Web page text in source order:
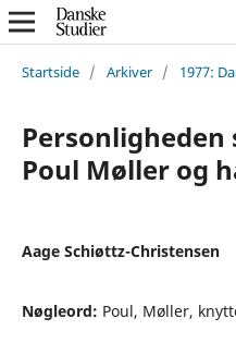
Startside / Arkiver / 1977:
Poul Møller og
Aage Schiøttz-Christensen
Nøgleord: Poul, Møller,